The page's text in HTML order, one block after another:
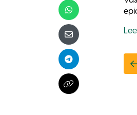
Whatsapp
E-mail
Telegram
Kopieer naar